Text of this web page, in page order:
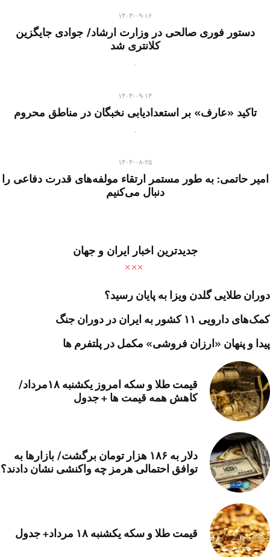
۱۴۰۳-۰۹-۱۶
دستور فوری صالحی در وزارت ارشاد/ جوادی جایگزین
کلانتری شد
۱۴۰۴-۰۹-۱۴
تاکید «عارف» بر استعدادیابی نخبگان در مناطق محروم
۱۴۰۴-۰۸-۲۵
امیر حاتمی: به طور مستمر ارتقاء مولفه‌های قدرت دفاعی را
دنبال می‌کنیم
جدیدترین اخبار ایران و جهان
دوران طلایی گلدن ویزا به پایان رسید؟
کمک‌های دارویی ۱۱ کشور به ایران در دوران جنگ
پیدا و پنهان «ارزان فروشی» مکمل در پلتفرم ها
قیمت طلا و سکه امروز یکشنبه ۱۸مرداد/
کاهش همه قیمت ها + جدول
دلار به ۱۸۶ هزار تومان برگشت/ بازارها به
توافق احتمالی هرمز چه واکنشی نشان دادند؟
قیمت طلا و سکه یکشنبه ۱۸ مرداد+ جدول